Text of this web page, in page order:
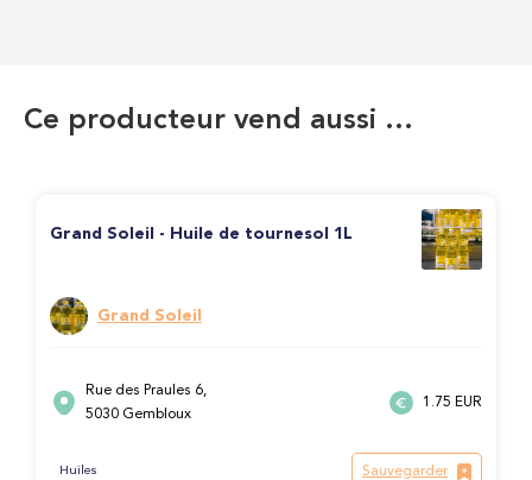
Ce producteur vend aussi …
Grand Soleil - Huile de tournesol 1L
Grand Soleil
Rue des Praules 6,
5030 Gembloux
1.75 EUR
Huiles Sauvegarder